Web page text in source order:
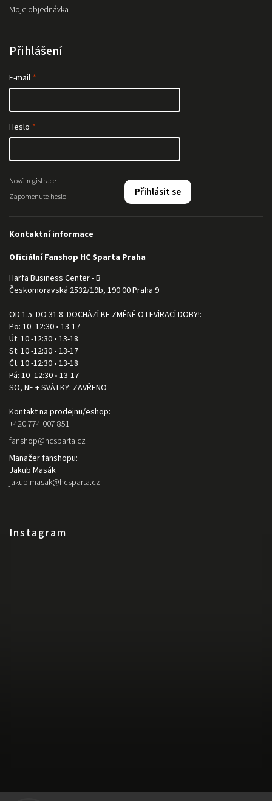
Instagram
Moje objednávka
Přihlášení
E-mail
Heslo
Přihlásit se
Nová registrace
Zapomenuté heslo
Kontaktní informace
Oficiální Fanshop HC Sparta Praha
Harfa Business Center - B
Českomoravská 2532/19b, 190 00 Praha 9
OD 1.5. DO 31.8. DOCHÁZÍ KE ZMĚNĚ OTEVÍRACÍ DOBY!:
Po: 10 -12:30 • 13-17
Út: 10 -12:30 • 13-18
St: 10 -12:30 • 13-17
Čt: 10 -12:30 • 13-18
Pá: 10 -12:30 • 13-17
SO, NE + SVÁTKY: ZAVŘENO
Kontakt na prodejnu/eshop:
+420 774 007 851
fanshop@hcsparta.cz
Manažer fanshopu:
Jakub Masák
jakub.masak@hcsparta.cz